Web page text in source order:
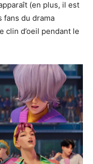
(en plus, il est
fans du drama
clin d’oeil pendant le